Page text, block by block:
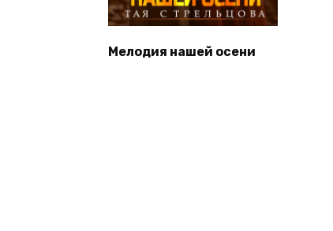
Мелодия нашей осени